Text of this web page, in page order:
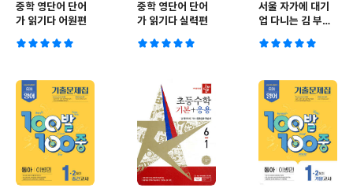
중학 영단어 단어
가 읽기다 어원편
중학 영단어 단어
가 읽기다 실력편
서울 자가에 대기
업 다니는 김 부장